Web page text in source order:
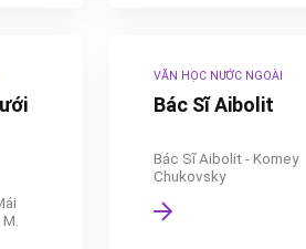
VĂN HỌC NƯỚC NGOÀI
Bác Sĩ Aibolit
Bác Sĩ Aibolit - Korney
Chukovsky